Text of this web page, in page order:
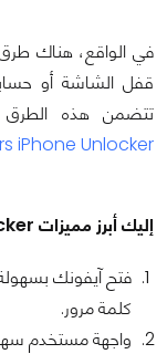
في الواقع، هناك
قفل الشاشة أو
تتضمن هذه الطرق
iPhone Unlocker
إليك أبرز مميزات Passvers iPhone Unlocker:
فتح آيفونك
كلمة مرور.
واجهة مستخدم